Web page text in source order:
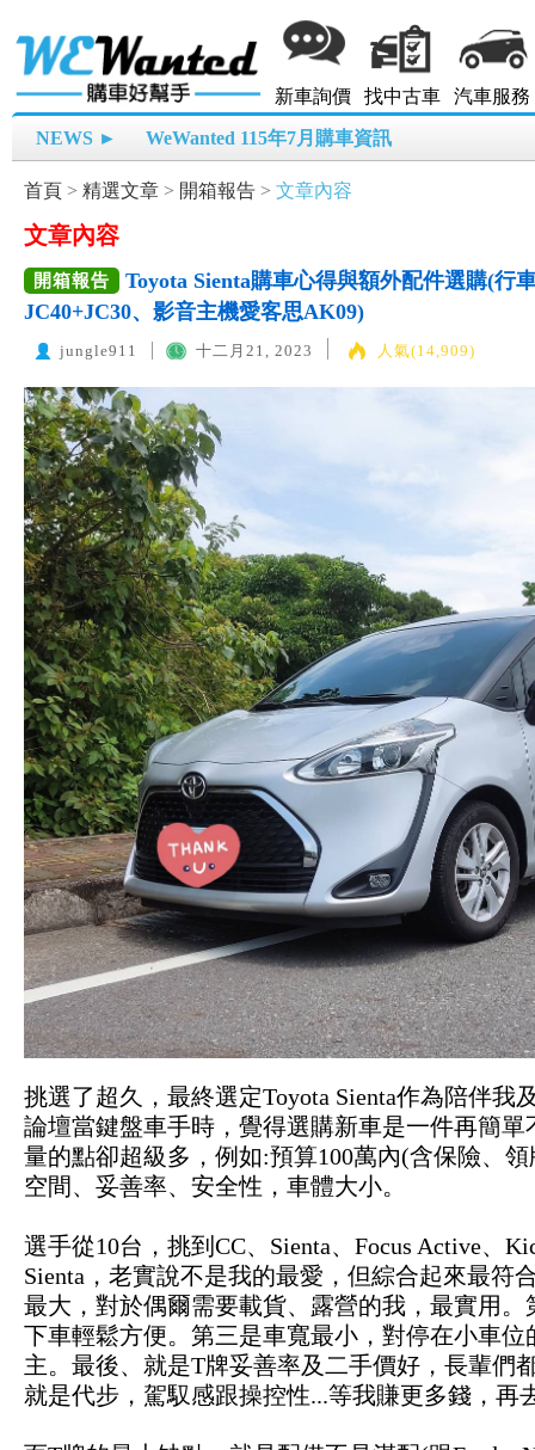
新車詢價 找中古車 汽車服務
NEWS ► WeWanted 115年7月購車資訊
首頁 > 精選文章 > 開箱報告 > 文章內容
文章內容
開箱報告
Toyota Sienta購車心得與額外配件選購(行
JC40+JC30、影音主機愛客思AK09)
jungle911 十二月21, 2023 人氣(14,909)
挑選了超久，最終選定Toyota Sienta作為陪伴我
論壇當鍵盤車手時，覺得選購新車是一件再簡
量的點卻超級多，例如:預算100萬內(含保險、
空間、妥善率、安全性，車體大小。
選手從10台，挑到CC、Sienta、Focus Active、
Sienta，老實說不是我的最愛，但綜合起來最符
最大，對於偶爾需要載貨、露營的我，最實用。
下車輕鬆方便。第三是車寬最小，對停在小車
主。最後、就是T牌妥善率及二手價好，長輩們
就是代步，駕馭感跟操控性...等我賺更多錢，再